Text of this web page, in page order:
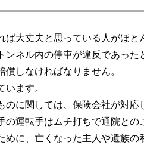
ば大丈夫と思っている人がほと
ンネル内の停車が違反であっ
しなければなりません。
ます。
に関しては、保険会社が対応
運転手はムチ打ちで通院との
めに、亡くなった主人や遺族の